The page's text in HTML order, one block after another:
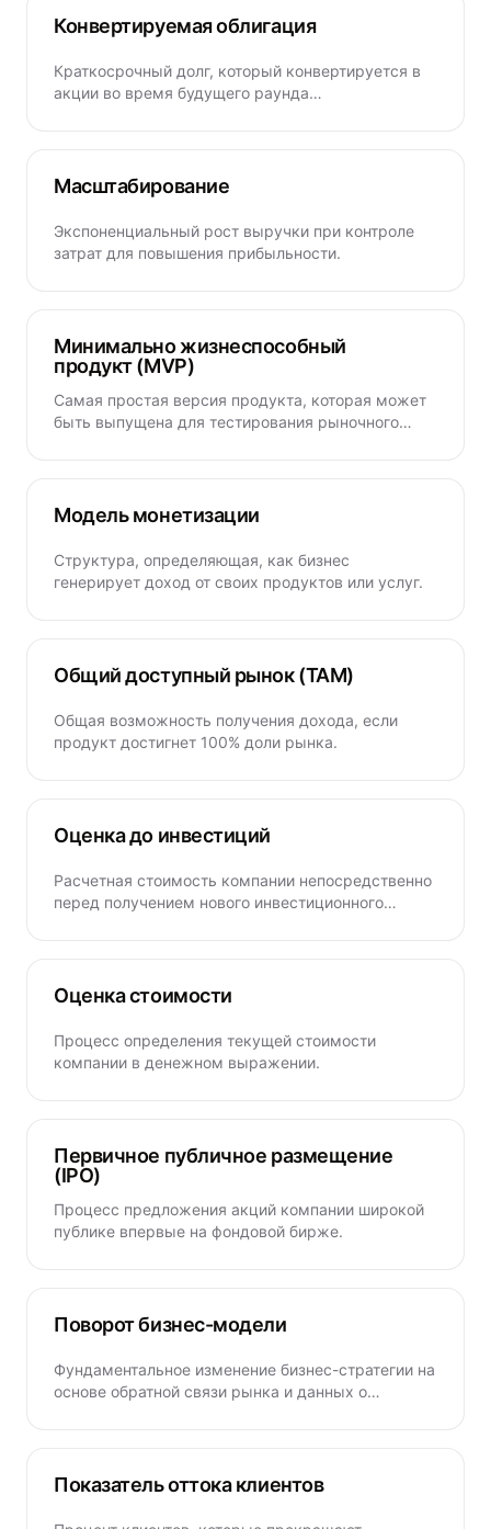
Конвертируемая облигация
Краткосрочный долг, который конвертируется в
акции во время будущего раунда
Масштабирование
Экспоненциальный рост выручки при контроле
затрат для повышения прибыльности.
Минимально жизнеспособный
продукт (MVP)
Самая простая версия продукта, которая может
быть выпущена для тестирования рыночного
Модель монетизации
Структура, определяющая, как бизнес
генерирует доход от своих продуктов или услуг.
Общий доступный рынок (TAM)
Общая возможность получения дохода, если
продукт достигнет 100% доли рынка.
Оценка до инвестиций
Расчетная стоимость компании непосредственно
перед получением нового инвестиционного
Оценка стоимости
Процесс определения текущей стоимости
компании в денежном выражении.
Первичное публичное размещение
(IPO)
Процесс предложения акций компании широкой
публике впервые на фондовой бирже.
Поворот бизнес-модели
Фундаментальное изменение бизнес-стратегии на
основе обратной связи рынка и данных о
Показатель оттока клиентов